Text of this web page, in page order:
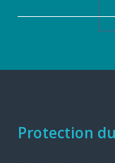
pied
Protection